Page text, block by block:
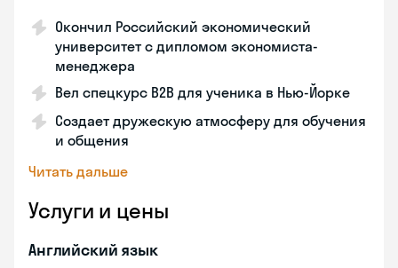
Окончил Российский экономический
университет с дипломом экономиста-
менеджера
Вел спецкурс B2B для ученика в Нью-Йорке
Создает дружескую атмосферу для обучения
и общения
Читать дальше
Услуги и цены
Английский язык